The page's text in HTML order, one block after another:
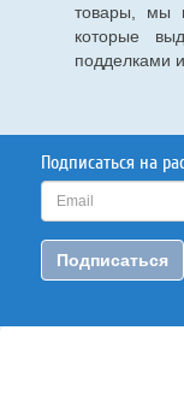
товары, мы
которые
подделками
Подписаться на
Подписаться